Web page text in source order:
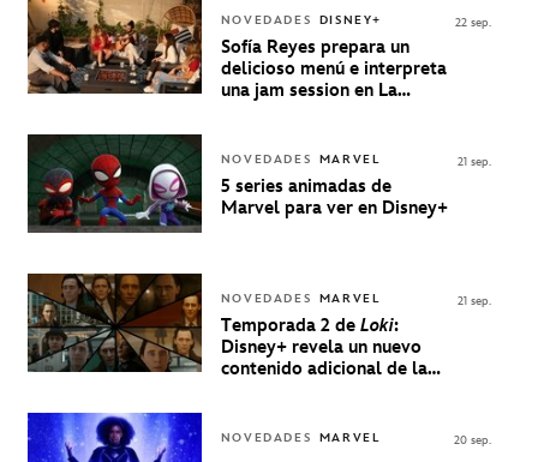
NOVEDADES DISNEY+
Sofía Reyes prepara un
delicioso menú e interpreta
una jam session en La
22 sep.
NOVEDADES MARVEL
5 series animadas de
Marvel para ver en Disney+
21 sep.
NOVEDADES MARVEL
Temporada 2 de Loki:
Disney+ revela un nuevo
contenido adicional de la
21 sep.
NOVEDADES MARVEL 20 sep.